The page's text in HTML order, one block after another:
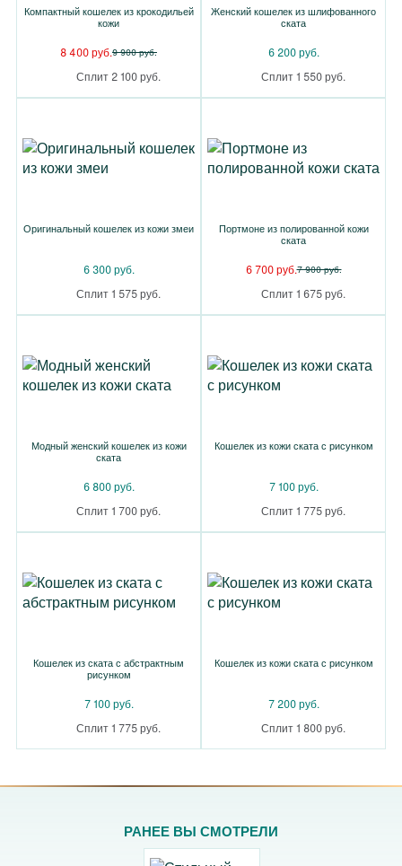
Компактный кошелек из крокодильей
кожи
8 400 руб.9 900 руб.
Сплит 2 100 руб.
Женский кошелек из шлифованного
ската
6 200 руб.
Сплит 1 550 руб.
Оригинальный кошелек из кожи змеи
6 300 руб.
Сплит 1 575 руб.
Портмоне из полированной кожи
ската
6 700 руб.7 900 руб.
Сплит 1 675 руб.
Модный женский кошелек из кожи
ската
6 800 руб.
Сплит 1 700 руб.
Кошелек из кожи ската с рисунком
7 100 руб.
Сплит 1 775 руб.
Кошелек из ската с абстрактным
рисунком
7 100 руб.
Сплит 1 775 руб.
Кошелек из кожи ската с рисунком
7 200 руб.
Сплит 1 800 руб.
РАНЕЕ ВЫ СМОТРЕЛИ